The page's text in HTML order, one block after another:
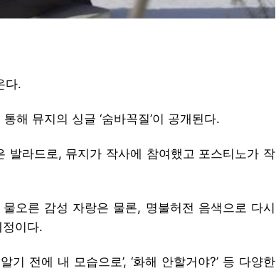
다.
해 뮤지의 싱글 ‘숨바꼭질’이 공개된다.
발라드로, 뮤지가 작사에 참여했고 포스티노가 작
오른 감성 자랑은 물론, 명불허전 음색으로 다시
이다.
기 전에 내 모습으로’, ‘화해 안할거야?’ 등 다양한